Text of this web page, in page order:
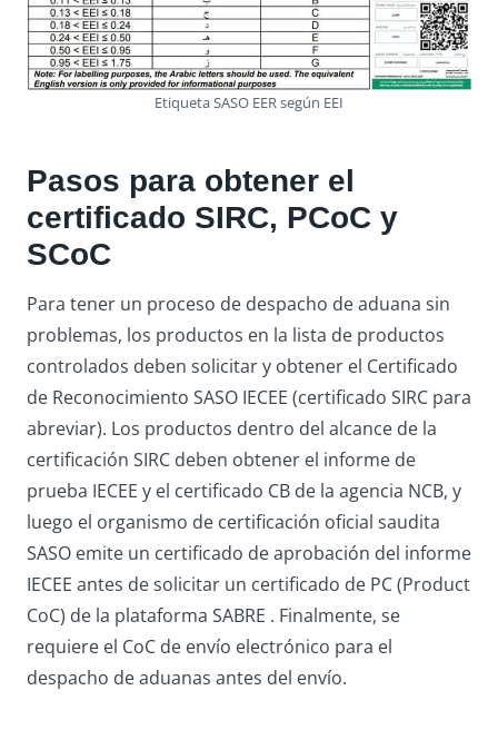
Etiqueta SASO EER según EEI
Pasos para obtener el
certificado SIRC, PCoC y
SCoC
Para tener un proceso de despacho de aduana sin
problemas, los productos en la lista de productos
controlados deben solicitar y obtener el Certificado
de Reconocimiento SASO IECEE (certificado SIRC para
abreviar). Los productos dentro del alcance de la
certificación SIRC deben obtener el informe de
prueba IECEE y el certificado CB de la agencia NCB, y
luego el organismo de certificación oficial saudita
SASO emite un certificado de aprobación del informe
IECEE antes de solicitar un certificado de PC (Product
CoC) de la plataforma SABRE . Finalmente, se
requiere el CoC de envío electrónico para el
despacho de aduanas antes del envío.